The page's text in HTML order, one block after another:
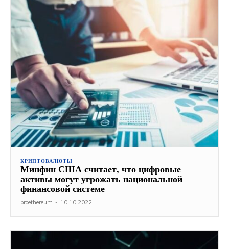
КРИПТОВАЛЮТЫ
Минфин США считает, что цифровые
активы могут угрожать национальной
финансовой системе
proethereum - 10.10.2022